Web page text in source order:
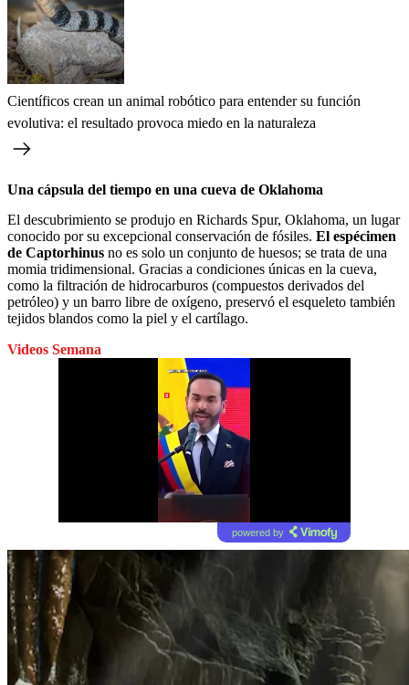
Científicos crean un animal robótico para entender su función
evolutiva: el resultado provoca miedo en la naturaleza
Una cápsula del tiempo en una cueva de Oklahoma
El descubrimiento se produjo en Richards Spur, Oklahoma, un lugar
conocido por su excepcional conservación de fósiles. El espécimen
de Captorhinus no es solo un conjunto de huesos; se trata de una
momia tridimensional. Gracias a condiciones únicas en la cueva,
como la filtración de hidrocarburos (compuestos derivados del
petróleo) y un barro libre de oxígeno, preservó el esqueleto también
tejidos blandos como la piel y el cartílago.
Videos Semana
powered by